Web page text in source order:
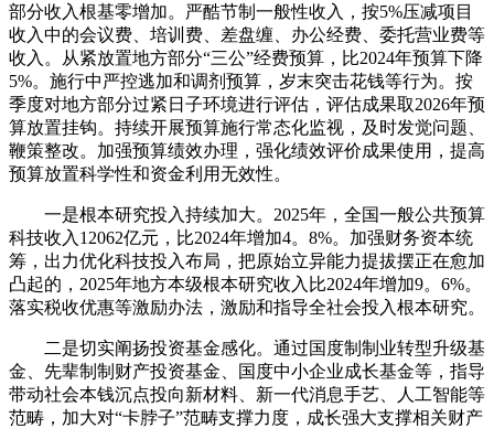
部分收入根基零增加。严酷节制一般性收入，按5%压减项目
收入中的会议费、培训费、差盘缠、办公经费、委托营业费等
收入。从紧放置地方部分“三公”经费预算，比2024年预算下降
5%。施行中严控逃加和调剂预算，岁末突击花钱等行为。按
季度对地方部分过紧日子环境进行评估，评估成果取2026年预
算放置挂钩。持续开展预算施行常态化监视，及时发觉问题、
鞭策整改。加强预算绩效办理，强化绩效评价成果使用，提高
预算放置科学性和资金利用无效性。
一是根本研究投入持续加大。2025年，全国一般公共预算
科技收入12062亿元，比2024年增加4。8%。加强财务资本统
筹，出力优化科技投入布局，把原始立异能力提拔摆正在愈加
凸起的，2025年地方本级根本研究收入比2024年增加9。6%。
落实税收优惠等激励办法，激励和指导全社会投入根本研究。
二是切实阐扬投资基金感化。通过国度制制业转型升级基
金、先辈制制财产投资基金、国度中小企业成长基金等，指导
带动社会本钱沉点投向新材料、新一代消息手艺、人工智能等
范畴，加大对“卡脖子”范畴支撑力度，成长强大支撑相关财产